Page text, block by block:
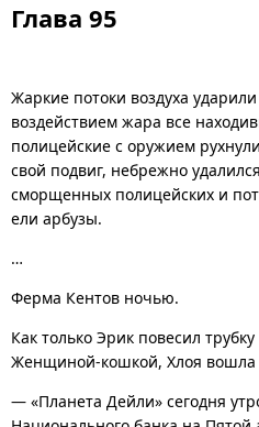
Глава 95
Жаркие потоки воздуха
воздействием жара все
полицейские с оружием
свой подвиг, небрежно
сморщенных полицейских и
ели арбузы.
…
Ферма Кентов ночью.
Как только Эрик повесил
Женщиной-кошкой, Хлоя вошла
— «Планета Дейли» сегодня